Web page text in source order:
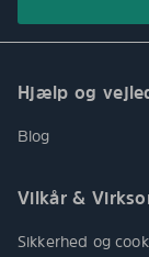
Hjælp og
Blog
Vilkår &
Sikkerhed og